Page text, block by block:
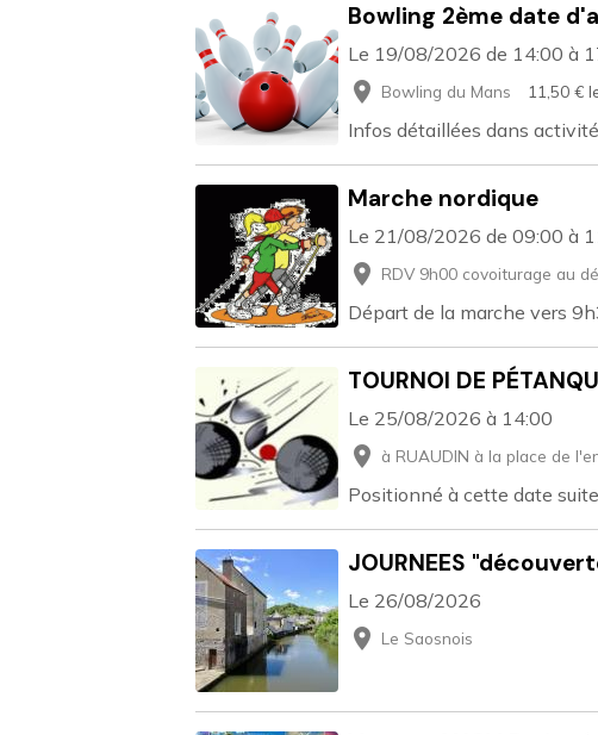
Bowling 2ème date
Le 19/08/2026 de 14:00 à
Bowling du Mans 11,50 €
Infos détaillées dans
Marche nordique
Le 21/08/2026 de 09:00 à
RDV 9h00 covoiturage au
Départ de la marche vers
TOURNOI DE
Le 25/08/2026 à 14:00
à RUAUDIN à la place de
Positionné à cette date
JOURNEES
Le 26/08/2026
Le Saosnois